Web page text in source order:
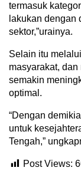
termasuk
lakukan dengan
sektor,”urainya.
Selain itu
masyarakat,
semakin
optimal.
“Dengan
untuk
Tengah,”
Post Views: